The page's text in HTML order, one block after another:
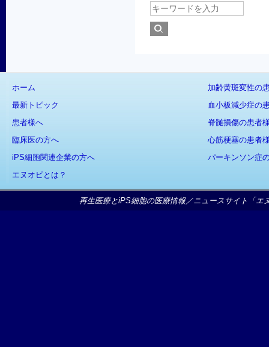
ホーム
最新トピック
患者様へ
臨床医の方へ
iPS細胞関連企業の方へ
エヌオピとは？
加齢黄斑変性の
血小板減少症の
脊髄損傷の患者
心筋梗塞の患者
パーキンソン症
再生医療とiPS細胞の医療情報／ニュースサイト「